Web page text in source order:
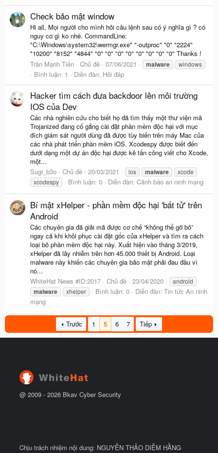
Check bảo mật window
Hi all, Mọi người cho mình hỏi câu lệnh sau có ý nghĩa gì ? có
nguy cơ gì ko nhé. CommandLine:
"C:\Windows\system32\wermgr.exe" "-outproc" "0" "2224"
"10200" "8152" "4844" "0" "0" "0" "0" "0" "0" "0" "0" Thanks !
Trần Mạnh Tiến
Chủ đề 07/06/2021 malware windows
Bình luận: 1 Diễn đàn: Hỏi đáp
Hacker tìm cách đưa backdoor lên môi trường
IOS của Dev
Các nhà nghiên cứu cho biết họ đã tìm thấy một thư viện mã
Trojanized đang cố gắng cài đặt phần mềm độc hại với mục
đích giám sát người dùng đã được tùy biến trên máy Mac của
các nhà phát triển phần mềm iOS. Xcodespy được biết đến
dưới dạng một dự án độc hại được kẻ tấn công viết cho Xcode,
một...
Sugi_b3o
Chủ đề 20/03/2021 ios malware
xcode
xcodespy
Bình luận: 0 Diễn đàn: Cảnh báo an ninh mạng
Bí mật xHelper - phần mềm độc hại 'bất tử' trên
Android
Các chuyên gia đã giải mã được cơ chế “không thể gỡ bỏ”
ngay cả khi khôi phục cài đặt gốc của xHelper và tìm ra cách
loại bỏ phần mềm độc hại này. Xuất hiện vào tháng 3/2019,
xHelper đã lây nhiễm trên hơn 45.000 thiết bị Android. Loại
malware này khiến các chuyên gia bảo mật phải đau đầu vì
nó...
WhiteHat News #ID:2017
Chủ đề 23/04/2020 android
malware xhelper Bình luận: 0 Diễn đàn: Tin tức An ninh
mạng
Trước 1 5 6 7 Tiếp
@ 2009 - 2026 Bkav Cyber Security
Chịu trách nhiệm nội dung: NGUYỄN THẢO DIỄM HẰNG